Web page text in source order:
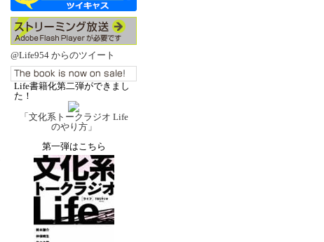
@Life954 からのツイート
Life書籍化第二弾ができまし
た！
「文化系トークラジオ Life
のやり方」
第一弾はこちら